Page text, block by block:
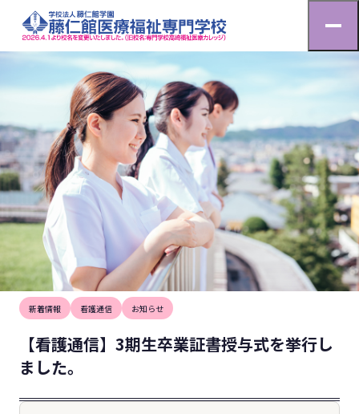
お知らせ
HOME お知らせ 【看護通信】3期生卒業証書授与式を挙行しました。
2025.3.24
新着情報 看護通信 お知らせ
【看護通信】3期生卒業証書授与式を挙行し
ました。